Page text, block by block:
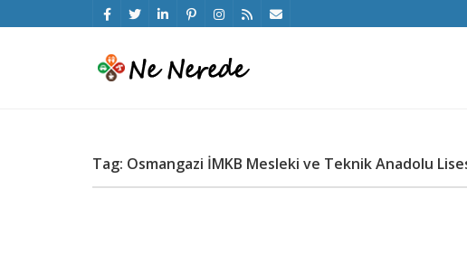
Tag: Osmangazi İMKB Mesleki ve Teknik Anadolu